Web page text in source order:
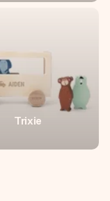
Trixie